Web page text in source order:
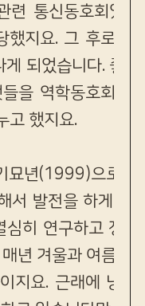
련 통신동호회였
했지요. 그 후로 여
되었습니다. 좋
을 역학동호회를
고 했지요.
묘년(1999)으로
서 발전을 하게 될
심히 연구하고 정
년 겨울과 여름에
지요. 근래에 낭월